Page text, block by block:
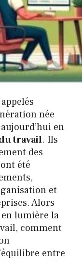
née
en
travail. Ils
des
été
et
Alors
lumière la
comment
entre